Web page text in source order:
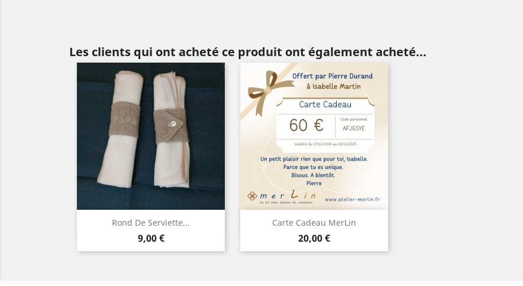
Les clients qui ont acheté ce produit ont également acheté...
Rond De Serviette...
Prix
9,00 €
Aperçu rapide
Lin
naturel
Gris
foncé
Carte Cadeau MerLin
Prix
20,00 €
Aperçu rapide